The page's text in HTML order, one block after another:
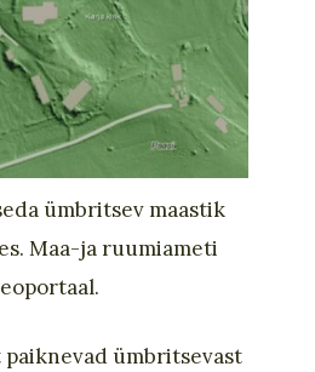
ümbritsev maastik
Maa-ja ruumiameti
ümbritsevast